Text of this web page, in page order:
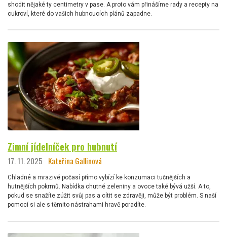
shodit nějaké ty centimetry v pase. A proto vám přinášíme rady a recepty na
cukroví, které do vašich hubnoucích plánů zapadne.
Zimní jídelníček pro hubnutí
17. 11. 2025 Kateřina Gallinová
Chladné a mrazivé počasí přímo vybízí ke konzumaci tučnějších a
hutnějších pokrmů. Nabídka chutné zeleniny a ovoce také bývá užší. A to,
pokud se snažíte zúžit svůj pas a cítit se zdravěji, může být problém. S naší
pomocí si ale s těmito nástrahami hravě poradíte.